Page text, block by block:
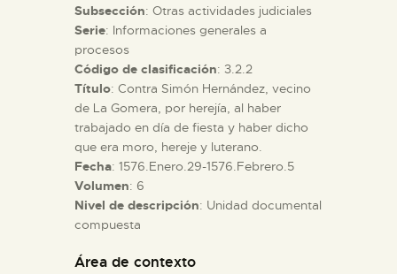
ACTIVIDADES
█
EL MUSEO
COLECCIONES
Subsección: Otras actividades judiciales
Serie: Informaciones generales a
procesos
Código de clasificación: 3.2.2
Título: Contra Simón Hernández, vecino
de La Gomera, por herejía, al haber
trabajado en día de fiesta y haber dicho
que era moro, hereje y luterano.
Fecha: 1576.Enero.29-1576.Febrero.5
Volumen: 6
Nivel de descripción: Unidad documental
compuesta
Área de contexto